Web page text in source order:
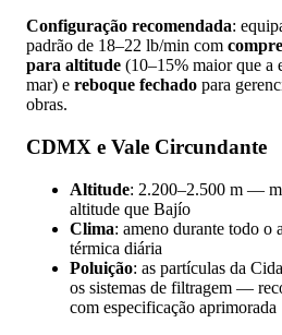
Configuração recomendada:
padrão de 18–22 lb/min com
para altitude (10–15% maior que a
mar) e reboque fechado para
obras.
CDMX e Vale Circundante
Altitude: 2.200–2.500 m —
altitude que Bajío
Clima: ameno durante todo o
térmica diária
Poluição: as partículas da
os sistemas de filtragem —
com especificação aprimorada